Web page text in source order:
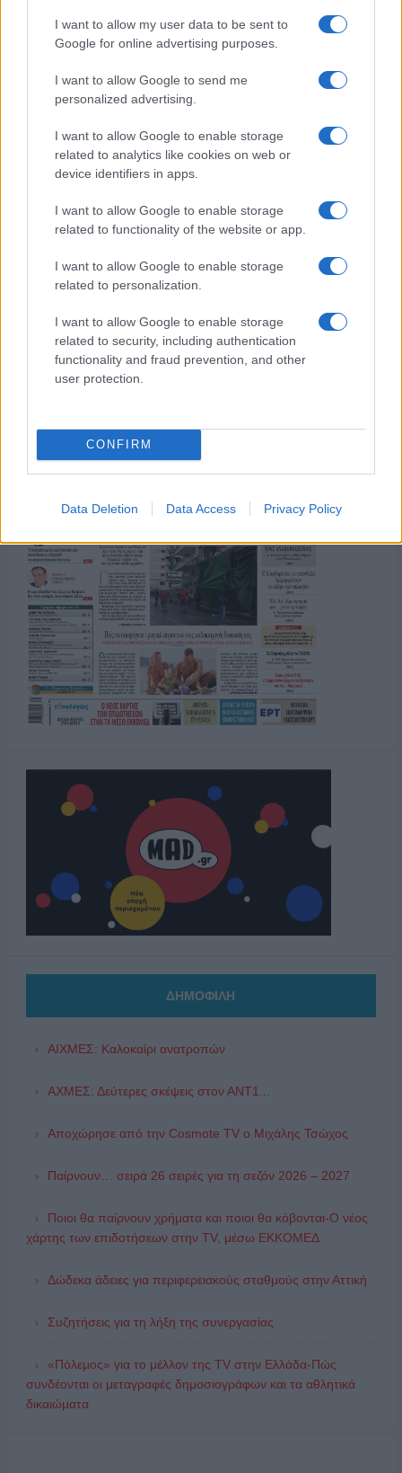
I want to allow my user data to be sent to
Google for online advertising purposes.
I want to allow Google to send me
personalized advertising.
I want to allow Google to enable storage
related to analytics like cookies on web or
device identifiers in apps.
I want to allow Google to enable storage
related to functionality of the website or app.
I want to allow Google to enable storage
related to personalization.
I want to allow Google to enable storage
related to security, including authentication
functionality and fraud prevention, and other
user protection.
CONFIRM
Data Deletion Data Access Privacy Policy
Οι άνθρωποι, οι αυθεντικές ιστορίες,
το ελληνικό καλοκαίρι και ένας
ΓΙΑ ΤΟ ΚΑΛΟΚΑΙΡΙ ΣΟΥ →
ΤΟ ΠΑΡΟΝ ΤΗΣ ΚΥΡΙΑΚΗΣ
ΔΗΜΟΦΙΛΗ
ΑΙΧΜΕΣ: Καλοκαίρι ανατροπών
ΑΧΜΕΣ: Δεύτερες σκέψεις στον ΑΝΤ1...
Αποχώρησε από την Cosmote TV o Μιχάλης Τσώχος
Παίρνουν… σειρά 26 σειρές για τη σεζόν 2026 – 2027
Ποιοι θα παίρνουν χρήματα και ποιοι θα κόβονται-Ο νέος
χάρτης των επιδοτήσεων στην TV, μέσω ΕΚΚΟΜΕΔ
Δώδεκα άδειες για περιφερειακούς σταθμούς στην Αττική
Συζητήσεις για τη λήξη της συνεργασίας
«Πόλεμος» για το μέλλον της TV στην Ελλάδα-Πώς
συνδέονται οι μεταγραφές δημοσιογράφων και τα αθλητικά
δικαιώματα